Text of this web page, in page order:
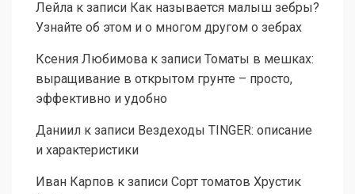
Лейла к записи Как называется малыш зебры?
Узнайте об этом и о многом другом о зебрах
Ксения Любимова к записи Томаты в мешках:
выращивание в открытом грунте – просто,
эффективно и удобно
Даниил к записи Вездеходы TINGER: описание
и характеристики
Иван Карпов к записи Сорт томатов Хрустик